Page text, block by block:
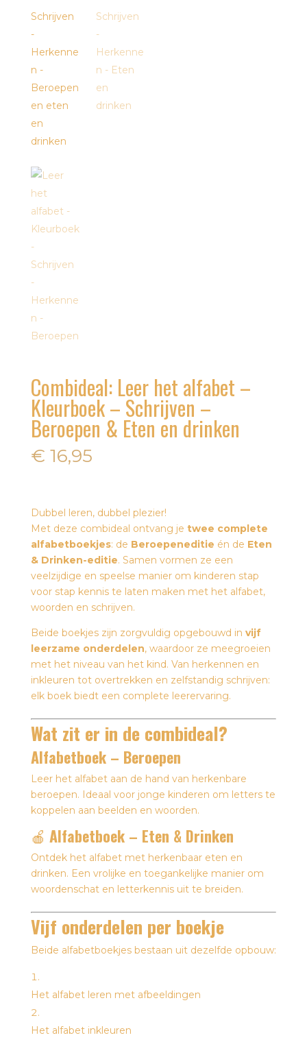
Combideal: Leer het alfabet –
Kleurboek – Schrijven –
Beroepen & Eten en drinken
€ 16,95
Dubbel leren, dubbel plezier!
Met deze combideal ontvang je twee complete
alfabetboekjes: de Beroepeneditie én de Eten
& Drinken-editie. Samen vormen ze een
veelzijdige en speelse manier om kinderen stap
voor stap kennis te laten maken met het alfabet,
woorden en schrijven.
Beide boekjes zijn zorgvuldig opgebouwd in vijf
leerzame onderdelen, waardoor ze meegroeien
met het niveau van het kind. Van herkennen en
inkleuren tot overtrekken en zelfstandig schrijven:
elk boek biedt een complete leerervaring.
Wat zit er in de combideal?
Alfabetboek – Beroepen
Leer het alfabet aan de hand van herkenbare
beroepen. Ideaal voor jonge kinderen om letters te
koppelen aan beelden en woorden.
🍎 Alfabetboek – Eten & Drinken
Ontdek het alfabet met herkenbaar eten en
drinken. Een vrolijke en toegankelijke manier om
woordenschat en letterkennis uit te breiden.
Vijf onderdelen per boekje
Beide alfabetboekjes bestaan uit dezelfde opbouw:
Het alfabet leren met afbeeldingen
Het alfabet inkleuren